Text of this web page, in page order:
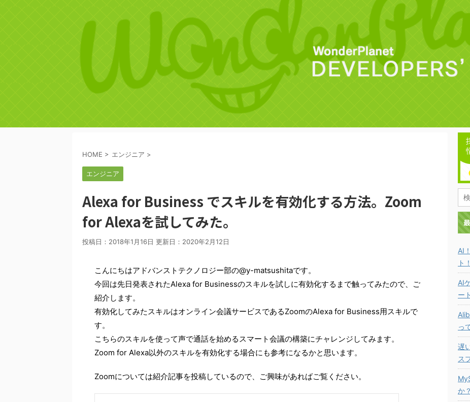
HOME > エンジニア >
エンジニア
Alexa for Business でスキルを有効化する方法。Zoom
for Alexaを試してみた。
投稿日：2018年1月16日 更新日： 2020年2月12日
こんにちはアドバンストテクノロジー部の@y-matsushitaです。
今回は先日発表されたAlexa for Businessのスキルを試しに有効化するまで触ってみたので、ご
紹介します。
有効化してみたスキルはオンライン会議サービスであるZoomのAlexa for Business用スキルで
す。
こちらのスキルを使って声で通話を始めるスマート会議の構築にチャレンジしてみます。
Zoom for Alexa以外のスキルを有効化する場合にも参考になるかと思います。
Zoomについては紹介記事を投稿しているので、ご興味があればご覧ください。
AI
ト
AI
ー
っ
遅
ス
か？